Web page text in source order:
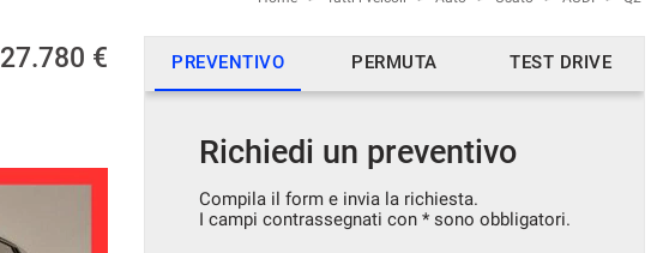
27.780 € PREVENTIVO PERMUTA TEST DRIVE
Richiedi un preventivo
Compila il form e invia la richiesta.
I campi contrassegnati con * sono obbligatori.